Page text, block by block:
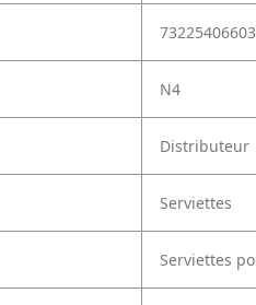
N4
Distributeur
Serviettes
Serviettes